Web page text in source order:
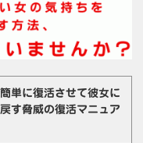
単に復活させて彼女に
す脅威の復活マニュア